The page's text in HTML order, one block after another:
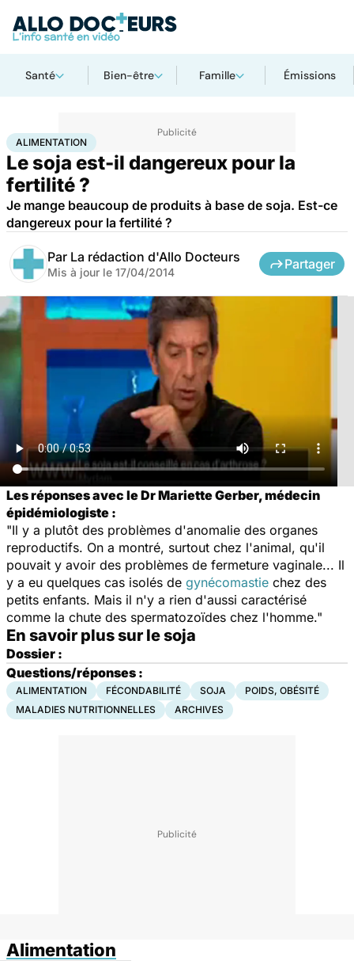
Santé Bien-être Famille Émissions
AccueilSantéMaladies Alimentation
ALIMENTATION
Le soja est-il dangereux pour la
fertilité ?
Je mange beaucoup de produits à base de soja. Est-ce
dangereux pour la fertilité ?
Par La rédaction d'Allo Docteurs
Mis à jour le 17/04/2014
Partager
Les réponses avec le Dr Mariette Gerber, médecin
épidémiologiste :
"Il y a plutôt des problèmes d'anomalie des organes
reproductifs. On a montré, surtout chez l'animal, qu'il
pouvait y avoir des problèmes de fermeture vaginale... Il
y a eu quelques cas isolés de gynécomastie chez des
petits enfants. Mais il n'y a rien d'aussi caractérisé
comme la chute des spermatozoïdes chez l'homme."
En savoir plus sur le soja
Dossier :
Questions/réponses :
ALIMENTATION FÉCONDABILITÉ SOJA
POIDS, OBÉSITÉ
MALADIES NUTRITIONNELLES
ARCHIVES
Alimentation